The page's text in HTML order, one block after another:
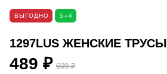
ВЫГОДНО 5=4
1297LUS ЖЕНСКИЕ ТРУСЫ
489 ₽ 609 ₽